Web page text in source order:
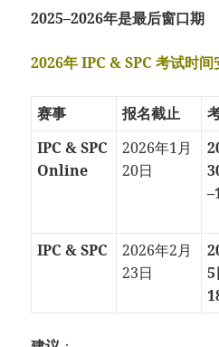
2025–2026年是最后窗口期
2026年 IPC & SPC 考试时间
赛事 报名截止
IPC & SPC
Online
2026年1月
20日
IPC & SPC
2026年2月
23日
5